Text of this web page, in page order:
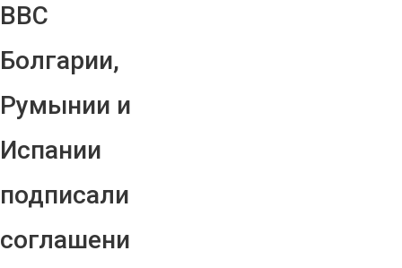
ВВС
Болгарии,
Румынии и
Испании
подписали
соглашени